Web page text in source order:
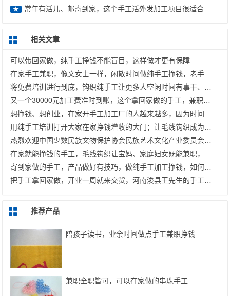
★ 常年有活儿、邮寄到家，这个手工活外发加工项目很适合大家在家做
相关文章
可以带回家做，纯手工挣钱不能盲目，这样做才更有保障
推荐产品
陪孩子读书，业余时间做点手工兼职挣钱
兼职全职皆可，可以在家做的串珠手工